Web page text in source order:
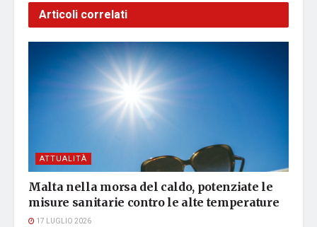
Articoli correlati
ATTUALITÀ
Malta nella morsa del caldo, potenziate le
misure sanitarie contro le alte temperature
17 LUGLIO 2026